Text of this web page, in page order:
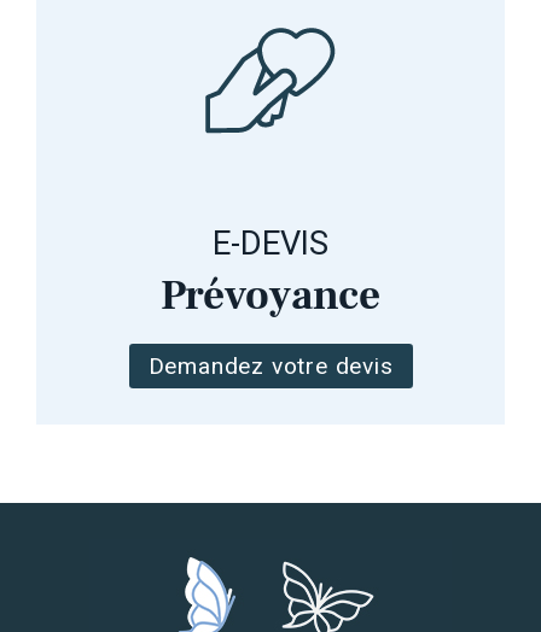
E-DEVIS
Prévoyance
Demandez votre devis